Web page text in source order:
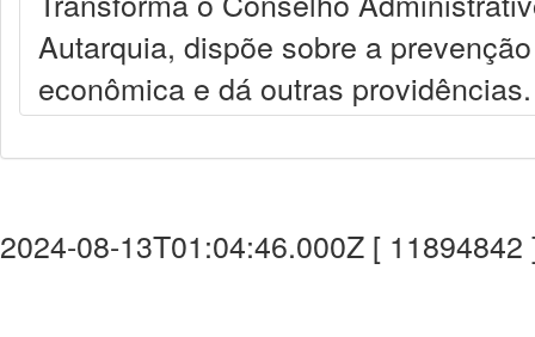
Autarquia, dispõe sobre a
econômica e dá outras providências.
2024-08-13T01:04:46.000Z [ 11894842